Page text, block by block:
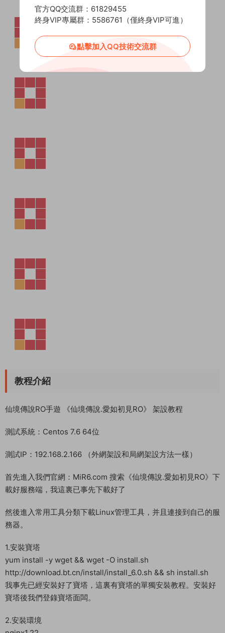
教程介紹
仙境傳說RO手遊 《仙境傳說.愛如初見RO》 架設教程
測試系統：Centos 7.6 64位
測試IP：192.168.2.166 （外網架設和局網架設方法一樣）
官方QQ交流群：61829455
終身VIP專屬群：5586761（僅終身VIP可進）
點擊加入QQ技術交流群